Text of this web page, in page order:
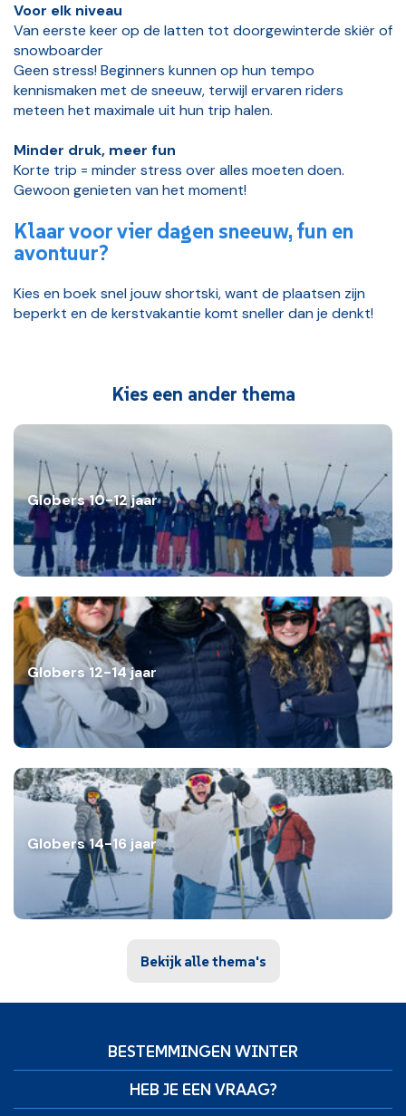
Voor elk niveau
Van eerste keer op de latten tot doorgewinterde skiër of
snowboarder
Geen stress! Beginners kunnen op hun tempo
kennismaken met de sneeuw, terwijl ervaren riders
meteen het maximale uit hun trip halen.
Minder druk, meer fun
Korte trip = minder stress over alles moeten doen.
Gewoon genieten van het moment!
Klaar voor vier dagen sneeuw, fun en
avontuur?
Kies en boek snel jouw shortski, want de plaatsen zijn
beperkt en de kerstvakantie komt sneller dan je denkt!
Kies een ander thema
Globers 10-12 jaar
Globers 12-14 jaar
Globers 14-16 jaar
Bekijk alle thema's
BESTEMMINGEN WINTER
HEB JE EEN VRAAG?